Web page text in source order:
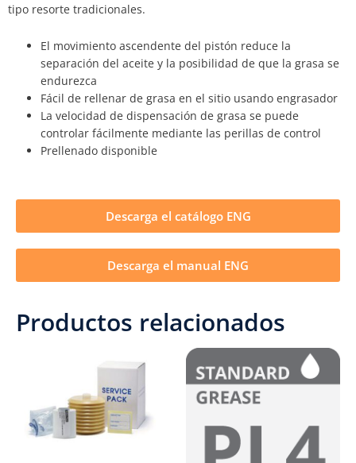
tipo resorte tradicionales.
El movimiento ascendente del pistón reduce la
separación del aceite y la posibilidad de que la grasa se
endurezca
Fácil de rellenar de grasa en el sitio usando engrasador
La velocidad de dispensación de grasa se puede
controlar fácilmente mediante las perillas de control
Prellenado disponible
Descarga el catálogo ENG
Descarga el manual ENG
Productos relacionados